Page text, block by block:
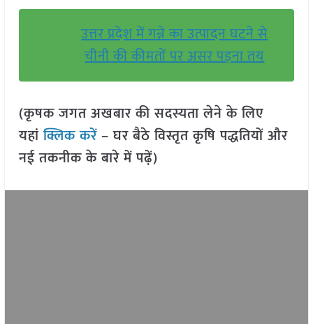
उत्तर प्रदेश में गन्ने का उत्पादन घटने से
चीनी की कीमतों पर असर पड़ना तय
(कृषक जगत अखबार की सदस्यता लेने के लिए
यहांक्लिक करें– घर बैठे विस्तृत कृषि पद्धतियों और
नई तकनीक के बारे में पढ़ें)